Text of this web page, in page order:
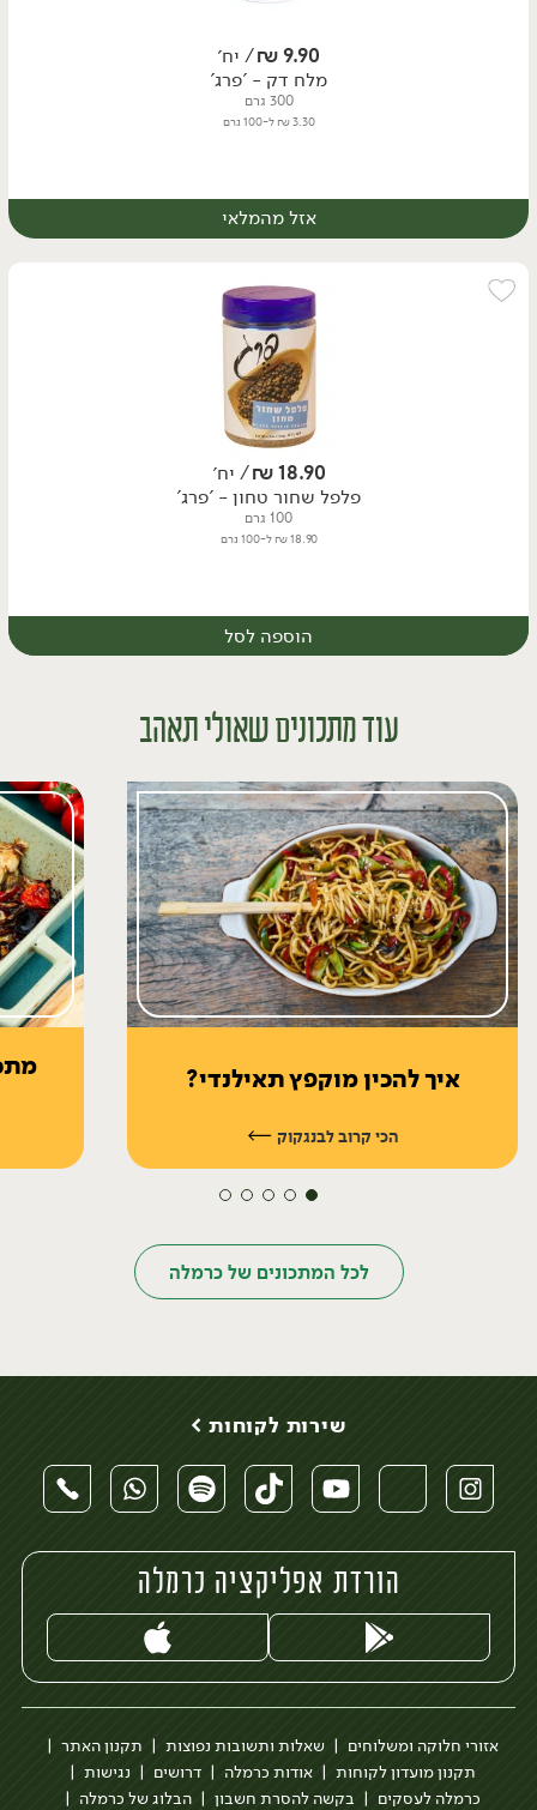
9.90
₪/ יח׳
מלח דק - 'פרג'
300 גרם
3.30 ₪ ל-100 גרם
אזל מהמלאי
18.90
₪/ יח׳
פלפל שחור טחון - 'פרג'
100 גרם
18.90 ₪ ל-100 גרם
הוספה לסל
עוד מתכונים שאולי תאהב
איך להכין מוקפץ תאילנדי?
הכי קרוב לבנגקוק
לכל המתכונים של כרמלה
שירות לקוחות >
הורדת אפליקציה כרמלה
אזורי חלוקה ומשלוחים שאלות ותשובות נפוצות
תקנון האתר
תקנון מועדון לקוחות
אודות כרמלה דרושים
נגישות
כרמלה לעסקים
בקשה להסרת חשבון הבלוג של כרמלה